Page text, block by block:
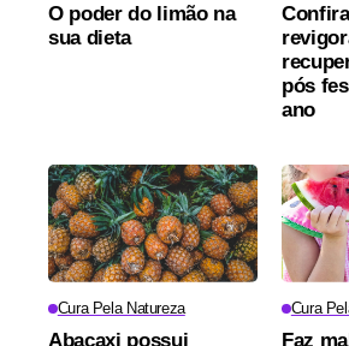
O poder do limão na
sua dieta
pós
ano
Cura Pela Natureza
Abacaxi possui
Cura
Faz